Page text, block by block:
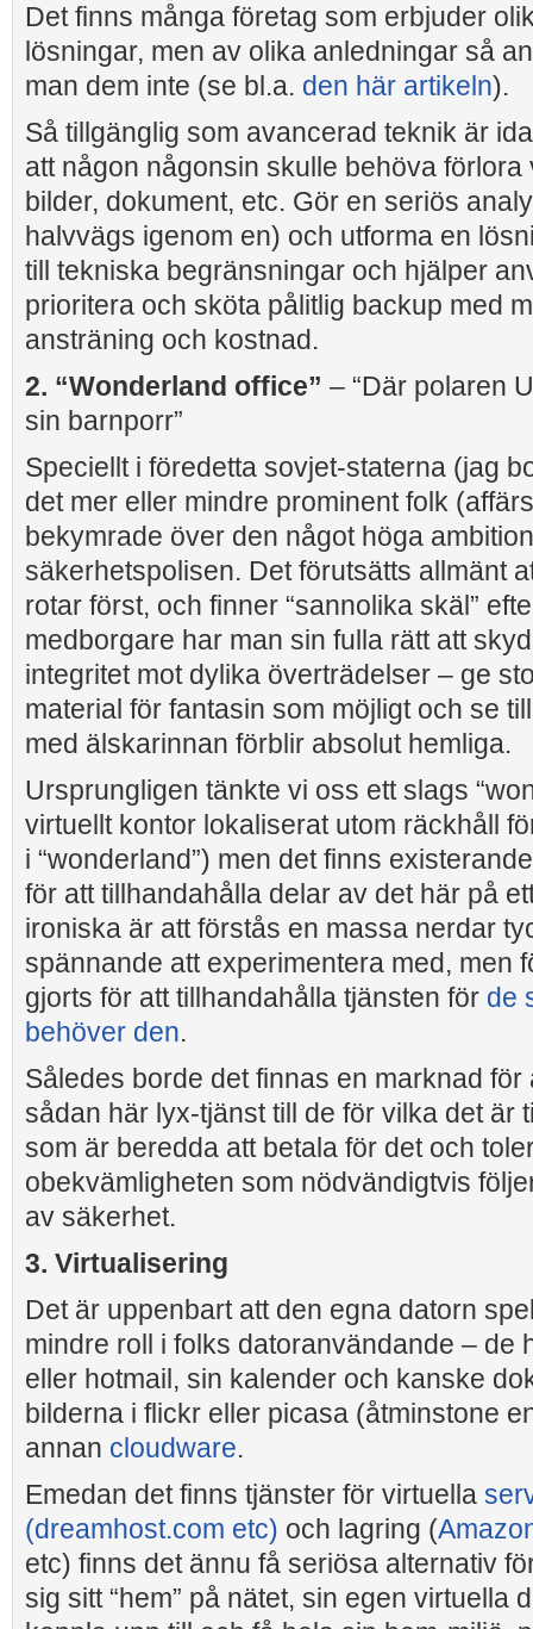
Det finns många företag som erbjuder
lösningar, men av olika anledningar så
man dem inte (se bl.a. den här artikeln).
Så tillgänglig som avancerad teknik är
att någon någonsin skulle behöva förlora
bilder, dokument, etc. Gör en seriös
halvvägs igenom en) och utforma en
till tekniska begränsningar och hjälper
prioritera och sköta pålitlig backup med
ansträning och kostnad.
2. “Wonderland office” – “Där polaren
sin barnporr”
Speciellt i föredetta sovjet-staterna (jag
det mer eller mindre prominent folk
bekymrade över den något höga
säkerhetspolisen. Det förutsätts allmänt
rotar först, och finner “sannolika skäl”
medborgare har man sin fulla rätt att
integritet mot dylika överträdelser – ge
material för fantasin som möjligt och se
med älskarinnan förblir absolut hemliga.
Ursprungligen tänkte vi oss ett slags
virtuellt kontor lokaliserat utom räckhåll
i “wonderland”) men det finns
för att tillhandahålla delar av det här på
ironiska är att förstås en massa nerdar
spännande att experimentera med, men
gjorts för att tillhandahålla tjänsten för de
behöver den.
Således borde det finnas en marknad för
sådan här lyx-tjänst till de för vilka det är
som är beredda att betala för det och
obekvämligheten som nödvändigtvis
av säkerhet.
3. Virtualisering
Det är uppenbart att den egna datorn
mindre roll i folks datoranvändande – de
eller hotmail, sin kalender och kanske
bilderna i flickr eller picasa (åtminstone
annan cloudware.
Emedan det finns tjänster för virtuella
(dreamhost.com etc) och lagring (
etc) finns det ännu få seriösa alternativ
sig sitt “hem” på nätet, sin egen virtuella